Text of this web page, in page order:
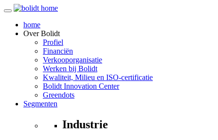
home
OverBolidt
Profiel
Financiën
Verkooporganisatie
Werken bij Bolidt
Kwaliteit, Milieu en ISO-certificatie
Bolidt Innovation Center
Greendots
Segmenten
Industrie